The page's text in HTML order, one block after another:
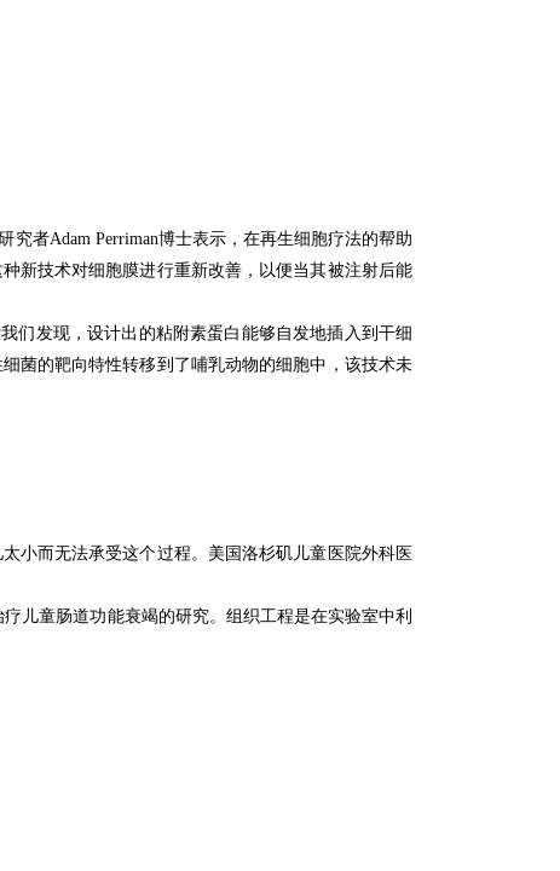
究者Adam Perriman博士表示，在再生细胞疗法的帮助
新技术对细胞膜进行重新改善，以便当其被注射后能
们发现，设计出的粘附素蛋白能够自发地插入到干细
菌的靶向特性转移到了哺乳动物的细胞中，该技术未
小而无法承受这个过程。 美国洛杉矶儿童医院外科医
儿童肠道功能衰竭的研究。 组织工程是在实验室中利